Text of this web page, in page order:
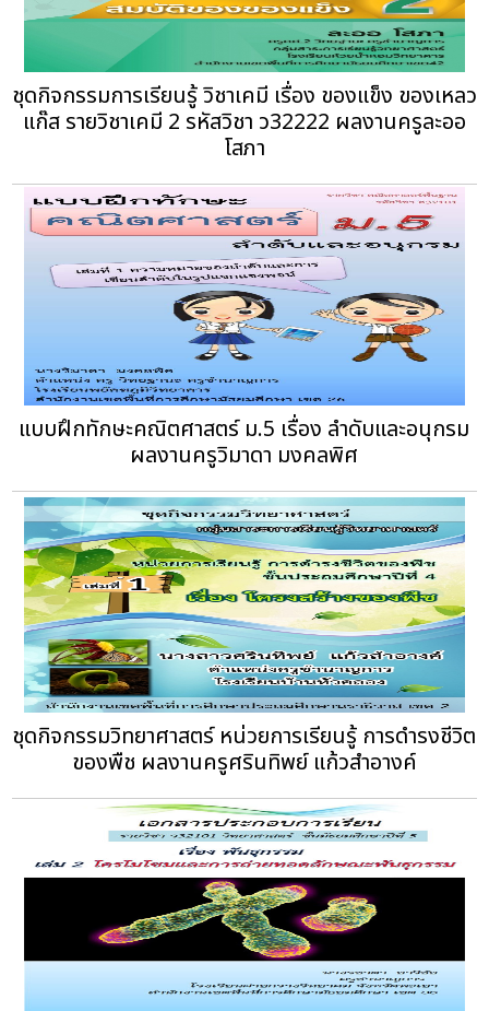
ชุดกิจกรรมการเรียนรู้ วิชาเคมี เรื่อง ของแข็ง ของเหลว
แก๊ส รายวิชาเคมี 2 รหัสวิชา ว32222 ผลงานครูละออ
โสภา
แบบฝึกทักษะคณิตศาสตร์ ม.5 เรื่อง ลำดับและอนุกรม
ผลงานครูวิมาดา มงคลพิศ
ชุดกิจกรรมวิทยาศาสตร์ หน่วยการเรียนรู้ การดำรงชีวิต
ของพืช ผลงานครูศรินทิพย์ แก้วสำอางค์